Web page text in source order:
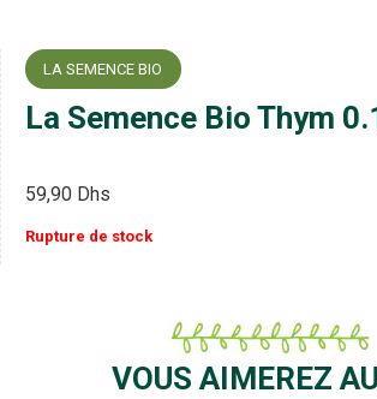
LA SEMENCE BIO
La Semence Bio Thym
59,90 Dhs
Rupture de stock
VOUS AIMEREZ